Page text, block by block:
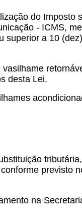
do Imposto
- ICMS,
superior a 10
desta Lei.
previsto
na